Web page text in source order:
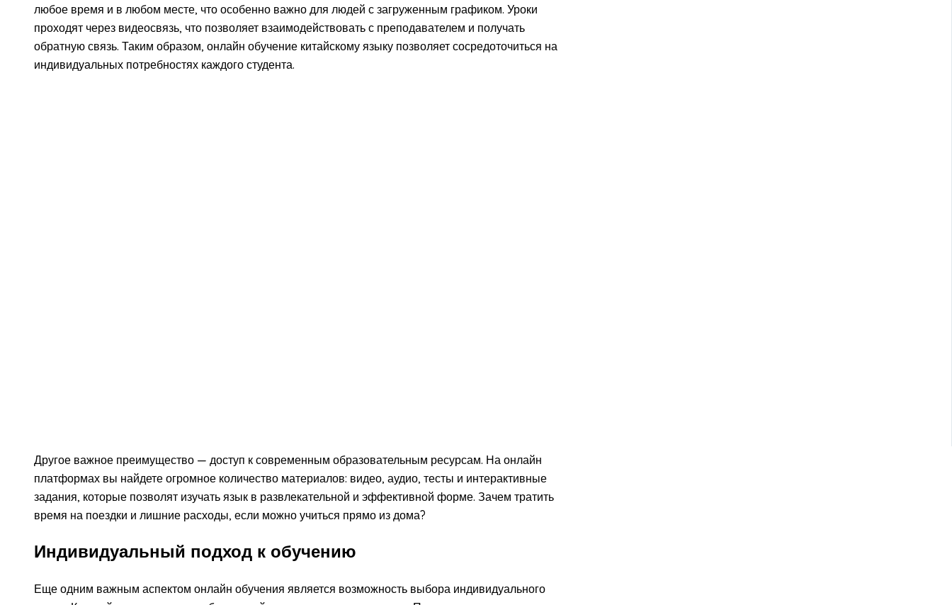
любое время и в любом месте, что особенно важно для людей с загруженным графиком. Уроки
проходят через видеосвязь, что позволяет взаимодействовать с преподавателем и получать
обратную связь. Таким образом, онлайн обучение китайскому языку позволяет сосредоточиться на
индивидуальных потребностях каждого студента.
Другое важное преимущество — доступ к современным образовательным ресурсам. На онлайн
платформах вы найдете огромное количество материалов: видео, аудио, тесты и интерактивные
задания, которые позволят изучать язык в развлекательной и эффективной форме. Зачем тратить
время на поездки и лишние расходы, если можно учиться прямо из дома?
Индивидуальный подход к обучению
Еще одним важным аспектом онлайн обучения является возможность выбора индивидуального